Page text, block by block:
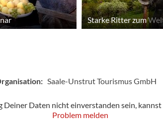
Starke Ritter zum
Saale-Unstrut Tourismus GmbH
Daten nicht einverstanden sein, kannst
Problem melden